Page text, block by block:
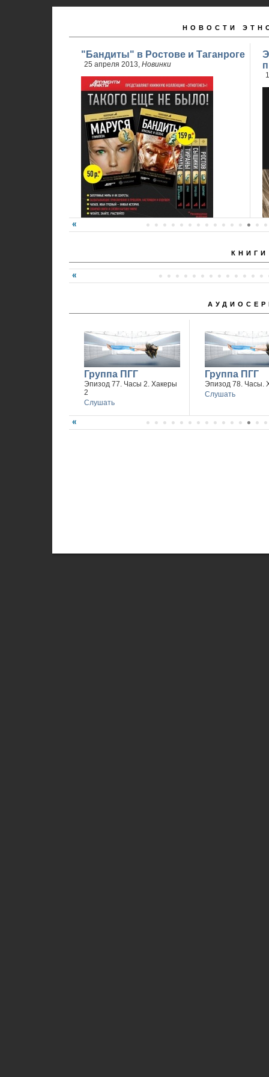
НОВОСТИ
"Бандиты" в Ростове и Таганроге
25 апреля 2013, Новинки
24 апреля стартовали продажи 2 книги
обновленного проекта...
КНИГИ
Группа ПГГ
Эпизод 77. Часы 2. Хакеры
2
Слушать
Группа ПГГ
Эпизод 78. Часы.
Слушать